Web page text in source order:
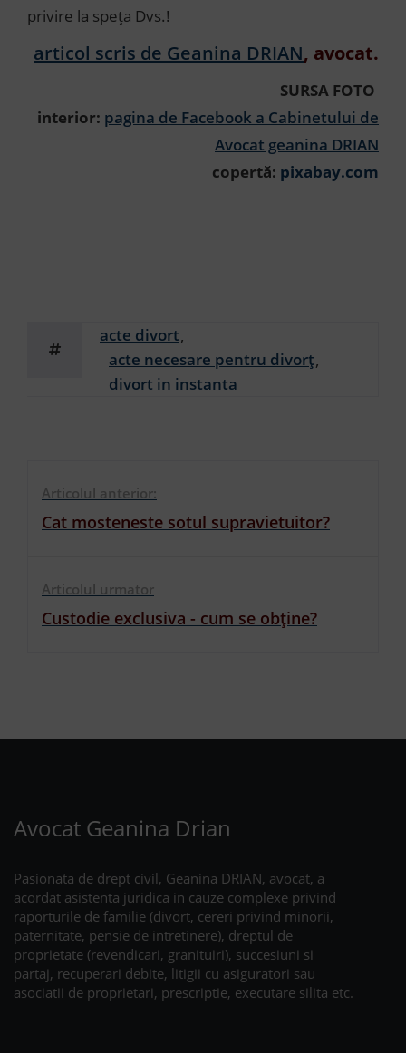
privire la speța Dvs.!
articol scris de Geanina DRIAN, avocat.
SURSA FOTO
interior: pagina de Facebook a Cabinetului de
Avocat geanina DRIAN
copertă: pixabay.com
acte divort
acte necesare pentru divorț
divort in instanta
Articolul anterior:
Cat mosteneste sotul supravietuitor?
Articolul urmator
Custodie exclusiva - cum se obține?
Avocat Geanina Drian
Pasionata de drept civil, Geanina DRIAN, avocat, a
acordat asistenta juridica in cauze complexe privind
raporturile de familie (divort, cereri privind minorii,
paternitate, pensie de intretinere), dreptul de
proprietate (revendicari, granituiri), succesiuni si
partaj, recuperari debite, litigii cu asiguratori sau
asociatii de proprietari, prescriptie, executare silita etc.